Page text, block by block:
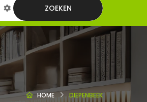
ZOEKEN
HOME DIEPENBEEK